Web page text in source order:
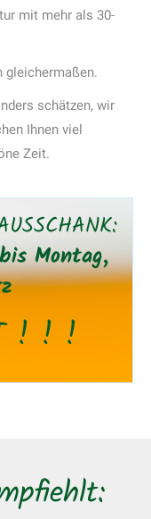
mit mehr als 30-
gleichermaßen.
schätzen, wir
Ihnen viel
Zeit.
Montag,
! ! !